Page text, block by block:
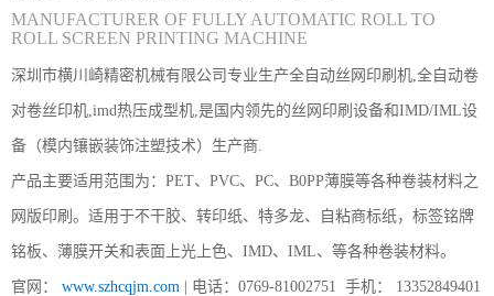
MANUFACTURER OF FULLY AUTOMATIC ROLL TO
ROLL SCREEN PRINTING MACHINE
深圳市横川崎精密机械有限公司专业生产全自动丝网印刷机,全自动卷
对卷丝印机,imd热压成型机,是国内领先的丝网印刷设备和IMD/IML设
备（模内镶嵌装饰注塑技术）生产商.
产品主要适用范围为：PET、PVC、PC、B0PP薄膜等各种卷装材料之
网版印刷。适用于不干胶、转印纸、特多龙、自粘商标纸，标签铭牌
铭板、薄膜开关和表面上光上色、IMD、IML、等各种卷装材料。
官网： www.szhcqjm.com | 电话：0769-81002751 手机： 13352849401
65%左右，避免高温低湿导致油墨粘度异常升高。夏季需
(沙头)您好,双面IMD技术是怎么实现的？
(沙头) 1、片材成型时形状要好；2、注塑前模及后模都要放IMD片
方式。
(沙头)办个IMD工厂要投资多少?